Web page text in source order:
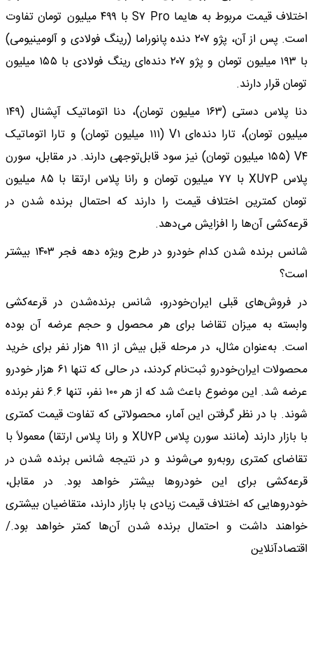
اختلاف قیمت مربوط به هایما S۷ Pro با ۴۹۹ میلیون تومان تفاوت
است. پس از آن، پژو ۲۰۷ دنده پانوراما (رینگ فولادی و آلومینیومی)
با ۱۹۳ میلیون تومان و پژو ۲۰۷ دنده‌ای رینگ فولادی با ۱۵۵ میلیون
تومان قرار دارند.
دنا پلاس دستی (۱۶۳ میلیون تومان)، دنا اتوماتیک آپشنال (۱۴۹
میلیون تومان)، تارا دنده‌ای V۱ (۱۱۱ میلیون تومان) و تارا اتوماتیک
V۴ (۱۵۵ میلیون تومان) نیز سود قابل‌توجهی دارند. در مقابل، سورن
پلاس XU۷P با ۷۷ میلیون تومان و رانا پلاس ارتقا با ۸۵ میلیون
تومان کمترین اختلاف قیمت را دارند که احتمال برنده شدن در
قرعه‌کشی آن‌ها را افزایش می‌دهد.
شانس برنده شدن کدام خودرو در طرح ویژه دهه فجر ۱۴۰۳ بیشتر
است؟
در فروش‌های قبلی ایران‌خودرو، شانس برنده‌شدن در قرعه‌کشی
وابسته به میزان تقاضا برای هر محصول و حجم عرضه آن بوده
است. به‌عنوان مثال، در مرحله قبل بیش از ۹۱۱ هزار نفر برای خرید
محصولات ایران‌خودرو ثبت‌نام کردند، در حالی که تنها ۶۱ هزار خودرو
عرضه شد. این موضوع باعث شد که از هر ۱۰۰ نفر، تنها ۶.۶ نفر برنده
شوند. با در نظر گرفتن این آمار، محصولاتی که تفاوت قیمت کمتری
با بازار دارند (مانند سورن پلاس XU۷P و رانا پلاس ارتقا) معمولاً با
تقاضای کمتری روبه‌رو می‌شوند و در نتیجه شانس برنده شدن در
قرعه‌کشی برای این خودروها بیشتر خواهد بود. در مقابل،
خودروهایی که اختلاف قیمت زیادی با بازار دارند، متقاضیان بیشتری
خواهند داشت و احتمال برنده شدن آن‌ها کمتر خواهد بود./
اقتصادآنلاین